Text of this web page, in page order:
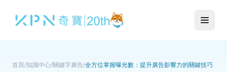
首頁/知識中心/關鍵字廣告/全方位掌握曝光數：提升廣告影響力的關鍵技巧